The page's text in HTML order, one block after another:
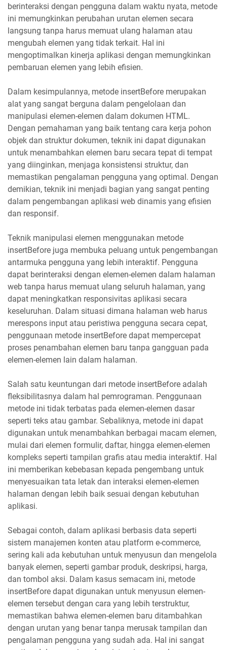
berinteraksi dengan pengguna dalam waktu nyata, metode
ini memungkinkan perubahan urutan elemen secara
langsung tanpa harus memuat ulang halaman atau
mengubah elemen yang tidak terkait. Hal ini
mengoptimalkan kinerja aplikasi dengan memungkinkan
pembaruan elemen yang lebih efisien.
Dalam kesimpulannya, metode insertBefore merupakan
alat yang sangat berguna dalam pengelolaan dan
manipulasi elemen-elemen dalam dokumen HTML.
Dengan pemahaman yang baik tentang cara kerja pohon
objek dan struktur dokumen, teknik ini dapat digunakan
untuk menambahkan elemen baru secara tepat di tempat
yang diinginkan, menjaga konsistensi struktur, dan
memastikan pengalaman pengguna yang optimal. Dengan
demikian, teknik ini menjadi bagian yang sangat penting
dalam pengembangan aplikasi web dinamis yang efisien
dan responsif.
Teknik manipulasi elemen menggunakan metode
insertBefore juga membuka peluang untuk pengembangan
antarmuka pengguna yang lebih interaktif. Pengguna
dapat berinteraksi dengan elemen-elemen dalam halaman
web tanpa harus memuat ulang seluruh halaman, yang
dapat meningkatkan responsivitas aplikasi secara
keseluruhan. Dalam situasi dimana halaman web harus
merespons input atau peristiwa pengguna secara cepat,
penggunaan metode insertBefore dapat mempercepat
proses penambahan elemen baru tanpa gangguan pada
elemen-elemen lain dalam halaman.
Salah satu keuntungan dari metode insertBefore adalah
fleksibilitasnya dalam hal pemrograman. Penggunaan
metode ini tidak terbatas pada elemen-elemen dasar
seperti teks atau gambar. Sebaliknya, metode ini dapat
digunakan untuk menambahkan berbagai macam elemen,
mulai dari elemen formulir, daftar, hingga elemen-elemen
kompleks seperti tampilan grafis atau media interaktif. Hal
ini memberikan kebebasan kepada pengembang untuk
menyesuaikan tata letak dan interaksi elemen-elemen
halaman dengan lebih baik sesuai dengan kebutuhan
aplikasi.
Sebagai contoh, dalam aplikasi berbasis data seperti
sistem manajemen konten atau platform e-commerce,
sering kali ada kebutuhan untuk menyusun dan mengelola
banyak elemen, seperti gambar produk, deskripsi, harga,
dan tombol aksi. Dalam kasus semacam ini, metode
insertBefore dapat digunakan untuk menyusun elemen-
elemen tersebut dengan cara yang lebih terstruktur,
memastikan bahwa elemen-elemen baru ditambahkan
dengan urutan yang benar tanpa merusak tampilan dan
pengalaman pengguna yang sudah ada. Hal ini sangat